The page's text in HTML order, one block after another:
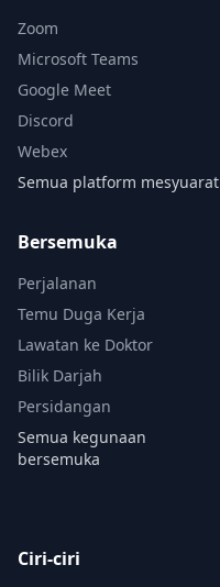
Zoom
Microsoft Teams
Google Meet
Discord
Webex
Semua platform mesyuarat
Bersemuka
Perjalanan
Temu Duga Kerja
Lawatan ke Doktor
Bilik Darjah
Persidangan
Semua kegunaan
bersemuka
Ciri-ciri